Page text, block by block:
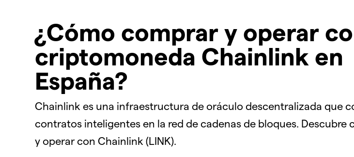
¿Cómo comprar y operar
criptomoneda Chainlink en
España?
Chainlink es una infraestructura de oráculo descentralizada que
contratos inteligentes en la red de cadenas de bloques. Descubre
y operar con Chainlink (LINK).